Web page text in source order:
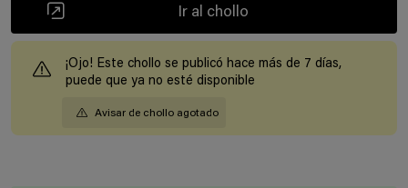
Ir al chollo
¡Ojo! Este chollo se publicó hace más de 7 días,
puede que ya no esté disponible
Avisar de chollo agotado